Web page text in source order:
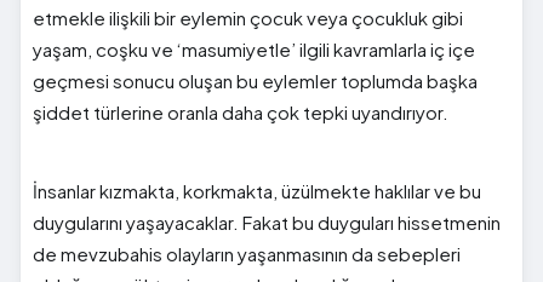
etmekle ilişkili bir eylemin çocuk veya çocukluk gibi
yaşam, coşku ve ‘masumiyetle’ ilgili kavramlarla iç içe
geçmesi sonucu oluşan bu eylemler toplumda başka
şiddet türlerine oranla daha çok tepki uyandırıyor.
İnsanlar kızmakta, korkmakta, üzülmekte haklılar ve bu
duygularını yaşayacaklar. Fakat bu duyguları hissetmenin
de mevzubahis olayların yaşanmasının da sebepleri